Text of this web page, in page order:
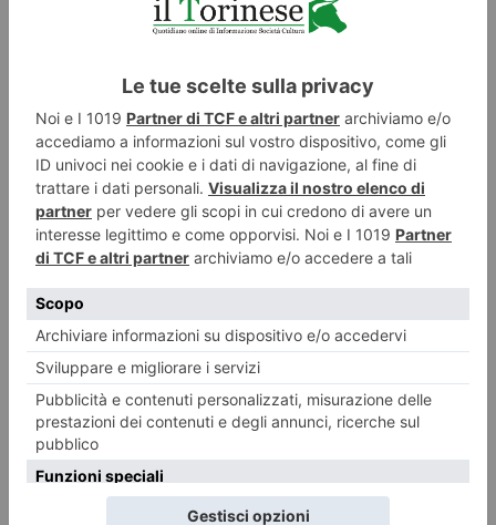
Montagna piemontese, dalla Regione nuovi fondi per servizi e
sviluppo delle aree montane
La terza Commissione del Consiglio regionale presieduta da Claudio
Sacchetto, ha espresso a maggioranza parere favorevole